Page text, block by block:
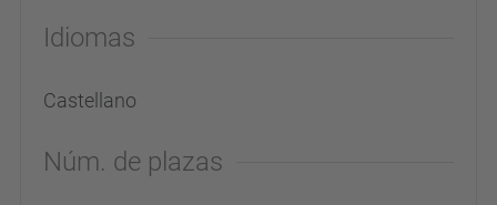
Idiomas
Castellano
Núm. de plazas